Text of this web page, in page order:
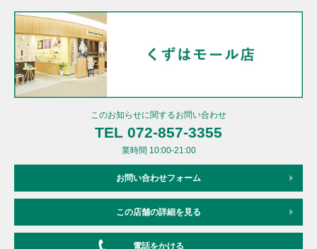
このお知らせに関するお問い合わせ
TEL 072-857-3355
業時間 10:00-21:00
お問い合わせフォーム
この店舗の詳細を見る
電話をかける